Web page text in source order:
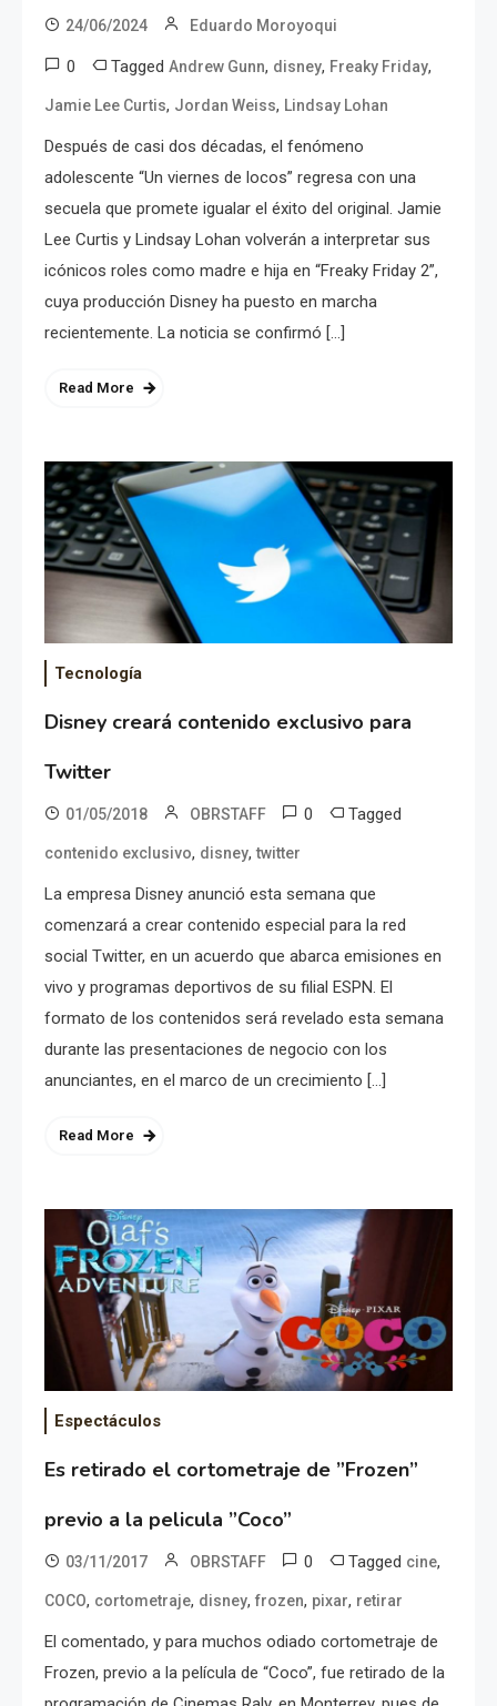
24/06/2024 Eduardo Moroyoqui
0 Tagged Andrew Gunn, disney, Freaky Friday,
Jamie Lee Curtis, Jordan Weiss, Lindsay Lohan
Después de casi dos décadas, el fenómeno
adolescente “Un viernes de locos” regresa con una
secuela que promete igualar el éxito del original. Jamie
Lee Curtis y Lindsay Lohan volverán a interpretar sus
icónicos roles como madre e hija en “Freaky Friday 2”,
cuya producción Disney ha puesto en marcha
recientemente. La noticia se confirmó […]
Read More
Tecnología
Disney creará contenido exclusivo para
Twitter
01/05/2018 OBRSTAFF 0 Tagged
contenido exclusivo, disney,twitter
La empresa Disney anunció esta semana que
comenzará a crear contenido especial para la red
social Twitter, en un acuerdo que abarca emisiones en
vivo y programas deportivos de su filial ESPN. El
formato de los contenidos será revelado esta semana
durante las presentaciones de negocio con los
anunciantes, en el marco de un crecimiento […]
Read More
Espectáculos
Es retirado el cortometraje de ”Frozen”
previo a la pelicula ”Coco”
03/11/2017 OBRSTAFF 0 Tagged cine,
COCO, cortometraje, disney, frozen, pixar, retirar
El comentado, y para muchos odiado cortometraje de
Frozen, previo a la película de “Coco”, fue retirado de la